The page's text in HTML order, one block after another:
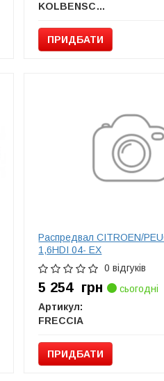
KOLBENSCHMIDT
ПРИДБАТИ
Распредвал CITROEN/
1,6HDI 04- EX
0 відгуків
5 254 грн
сьогодні
Артикул:
FRECCIA
ПРИДБАТИ